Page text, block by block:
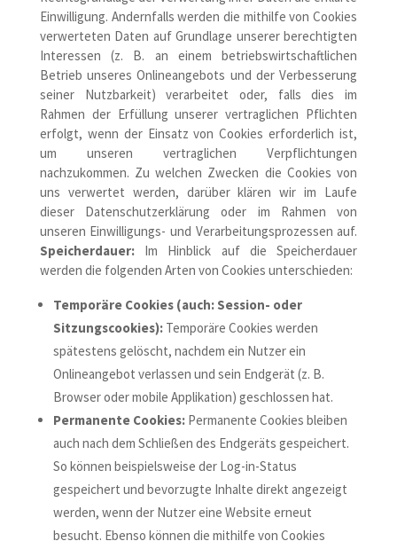
Einwilligung. Andernfalls werden die mithilfe von Cookies
verwerteten Daten auf Grundlage unserer berechtigten
Interessen (z. B. an einem betriebswirtschaftlichen
Betrieb unseres Onlineangebots und der Verbesserung
seiner Nutzbarkeit) verarbeitet oder, falls dies im
Rahmen der Erfüllung unserer vertraglichen Pflichten
erfolgt, wenn der Einsatz von Cookies erforderlich ist,
um unseren vertraglichen Verpflichtungen
nachzukommen. Zu welchen Zwecken die Cookies von
uns verwertet werden, darüber klären wir im Laufe
dieser Datenschutzerklärung oder im Rahmen von
unseren Einwilligungs- und Verarbeitungsprozessen auf.
Speicherdauer: Im Hinblick auf die Speicherdauer
werden die folgenden Arten von Cookies unterschieden:
Temporäre Cookies (auch: Session- oder
Sitzungscookies):Temporäre Cookies werden
spätestens gelöscht, nachdem ein Nutzer ein
Onlineangebot verlassen und sein Endgerät (z. B.
Browser oder mobile Applikation) geschlossen hat.
Permanente Cookies:Permanente Cookies bleiben
auch nach dem Schließen des Endgeräts gespeichert.
So können beispielsweise der Log-in-Status
gespeichert und bevorzugte Inhalte direkt angezeigt
werden, wenn der Nutzer eine Website erneut
besucht. Ebenso können die mithilfe von Cookies